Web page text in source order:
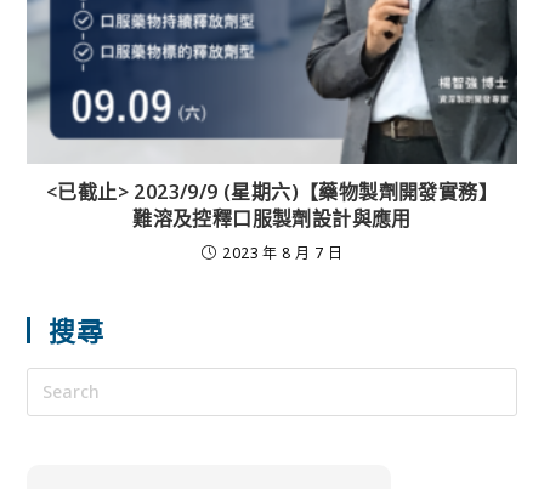
<已截止> 2023/9/9 (星期六)【藥物製劑開發實務】
難溶及控釋口服製劑設計與應用
2023 年 8 月 7 日
搜尋